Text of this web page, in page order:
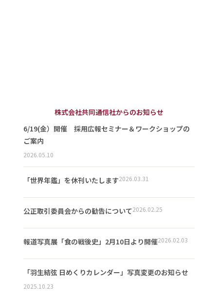
株式会社共同通信社からのお知らせ
6/19(金）開催 採用広報セミナー＆ワークショップの
ご案内
2026.05.10
「世界年鑑」を休刊いたします2026.03.31
公正取引委員会からの勧告について2026.02.25
報道写真展「食の戦後史」2月10日より開催2026.02.03
「羽生結弦 日めくりカレンダー」写真変更のお知らせ
2025.10.23